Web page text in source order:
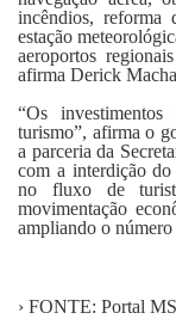
incêndios, reforma
estação
aeroportos
afirma Derick
“Os
turismo”, afirma o
a parceria da
com a interdição
no fluxo de
movimentação
ampliando o
› FONTE: Portal MS